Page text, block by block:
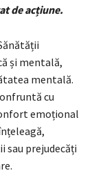
de acțiune.
și mentală,
mentală.
cu
emoțional
sau prejudecăți